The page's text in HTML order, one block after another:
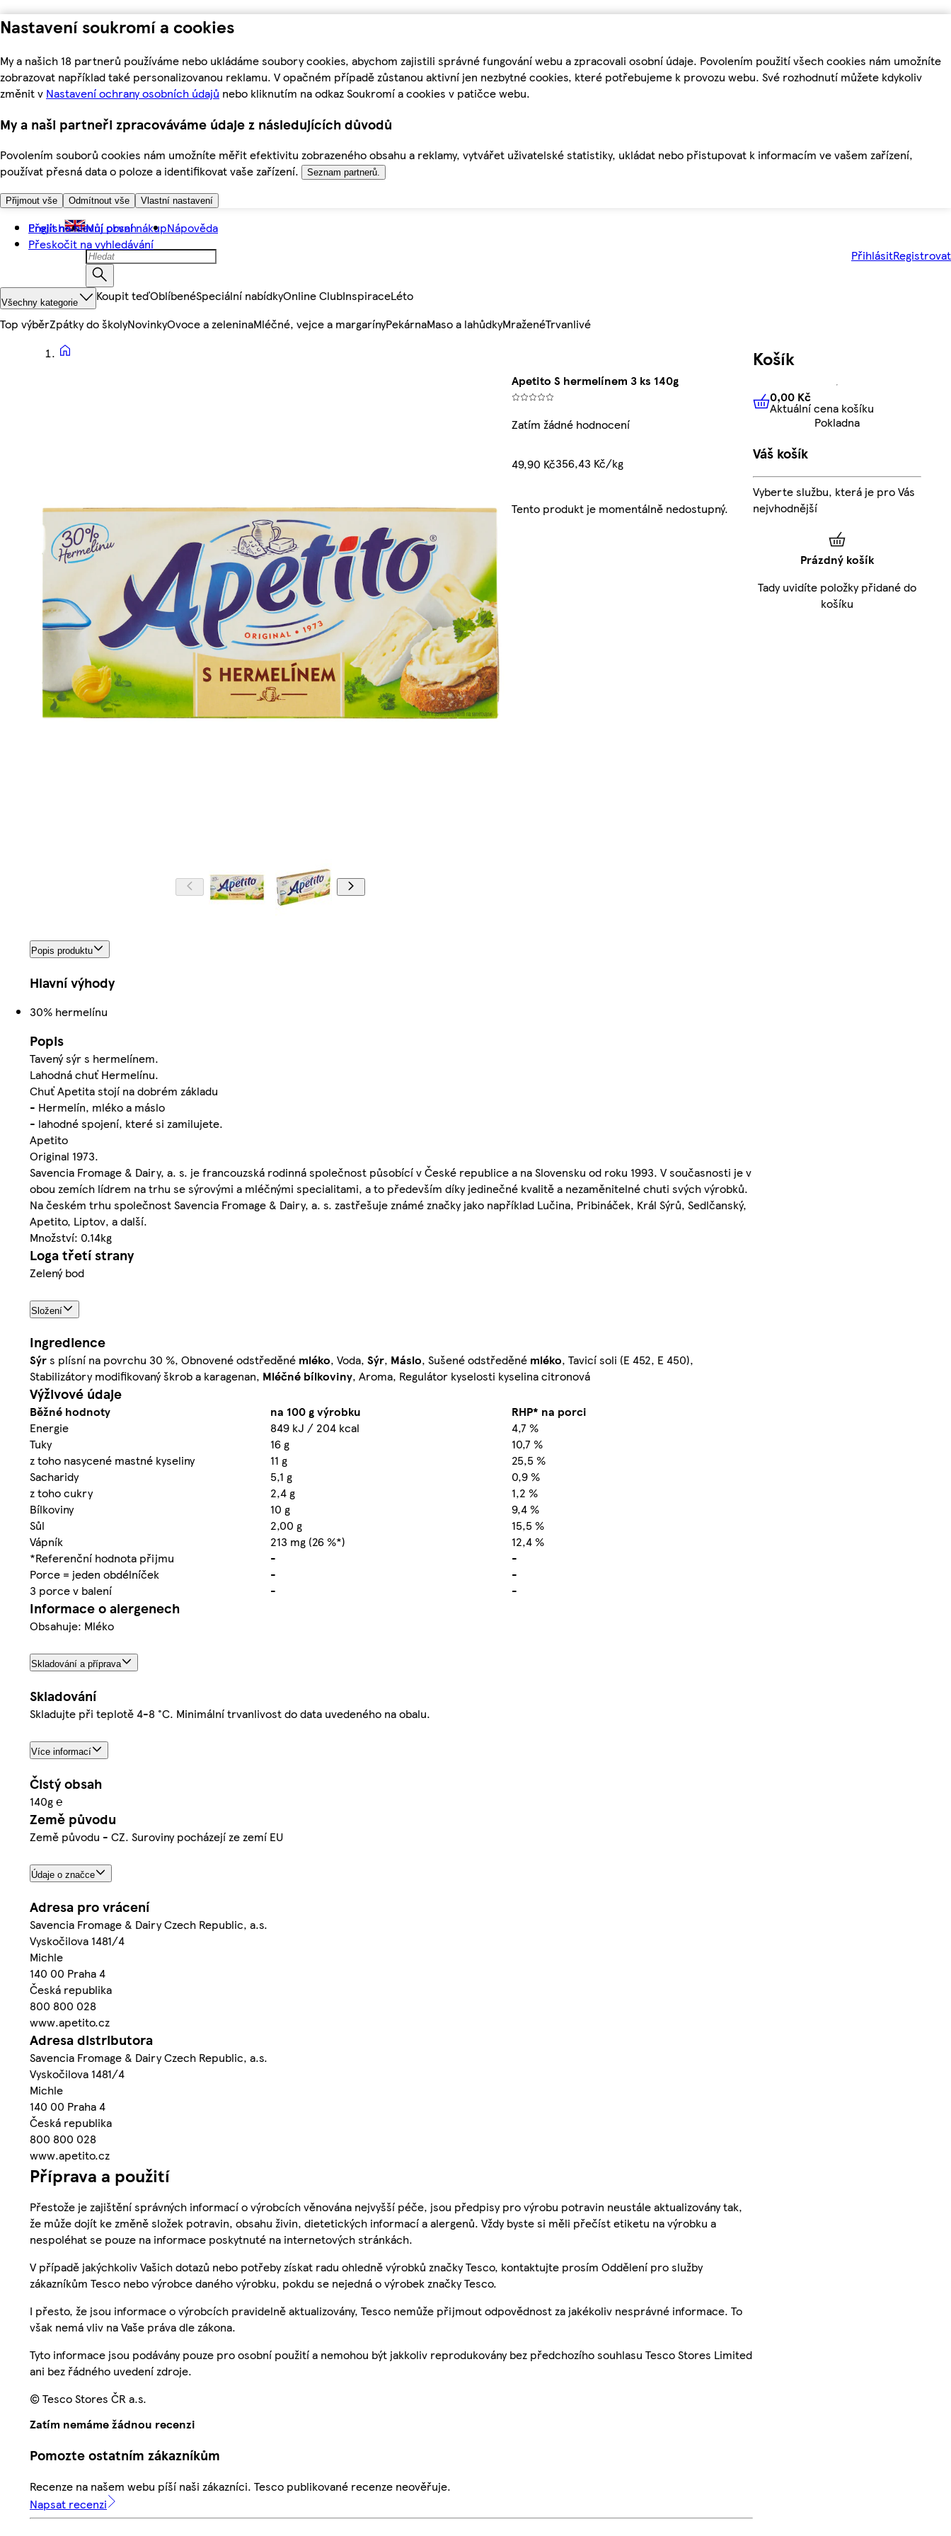
Nastavení soukromí a cookies
My a našich 18 partnerů používáme nebo ukládáme soubory cookies, abychom zajistili správné fungování webu a zpracovali osobní údaje. Povolením použití všech cookies nám umožníte
zobrazovat například také personalizovanou reklamu. V opačném případě zůstanou aktivní jen nezbytné cookies, které potřebujeme k provozu webu. Své rozhodnutí můžete kdykoliv
změnit v Nastavení ochrany osobních údajů nebo kliknutím na odkaz Soukromí a cookies v patičce webu.
My a naši partneři zpracováváme údaje z následujících důvodů
Povolením souborů cookies nám umožníte měřit efektivitu zobrazeného obsahu a reklamy, vytvářet uživatelské statistiky, ukládat nebo přistupovat k informacím ve vašem zařízení,
používat přesná data o poloze a identifikovat vaše zařízení.
Seznam partnerů.
Přijmout vše Odmítnout vše Vlastní nastavení
Přejít na hlavní obsah
Přeskočit na vyhledávání
English Můj první nákupNápověda
PřihlásitRegistrovat
Všechny kategorie Koupit teďOblíbenéSpeciální nabídkyOnline ClubInspiraceLéto
Top výběrZpátky do školyNovinkyOvoce a zeleninaMléčné, vejce a margarínyPekárnaMaso a lahůdkyMraženéTrvanlivé
Apetito S hermelínem 3 ks 140g
Zatím žádné hodnocení
49,90 Kč356,43 Kč/kg
Tento produkt je momentálně nedostupný.
Popis produktu
Hlavní výhody
30% hermelínu
Popis
Tavený sýr s hermelínem.
Lahodná chuť Hermelínu.
Chuť Apetita stojí na dobrém základu
- Hermelín, mléko a máslo
- lahodné spojení, které si zamilujete.
Apetito
Original 1973.
Savencia Fromage & Dairy, a. s. je francouzská rodinná společnost působící v České republice a na Slovensku od roku 1993. V současnosti je v
obou zemích lídrem na trhu se sýrovými a mléčnými specialitami, a to především díky jedinečné kvalitě a nezaměnitelné chuti svých výrobků.
Na českém trhu společnost Savencia Fromage & Dairy, a. s. zastřešuje známé značky jako například Lučina, Pribináček, Král Sýrů, Sedlčanský,
Apetito, Liptov, a další.
Množství: 0.14kg
Loga třetí strany
Zelený bod
Složení
Ingredience
Sýrs plísní na povrchu 30 %, Obnovené odstředěné mléko, Voda, Sýr, Máslo, Sušené odstředěné mléko, Tavicí soli (E 452, E 450),
Stabilizátory modifikovaný škrob a karagenan, Mléčné bílkoviny, Aroma, Regulátor kyselosti kyselina citronová
Výživové údaje
Běžné hodnoty na 100 g výrobku
RHP* na porci
Energie
849 kJ / 204 kcal
4,7 %
Tuky
16 g
10,7 %
z toho nasycené mastné kyseliny
11 g
25,5 %
Sacharidy
5,1 g
0,9 %
z toho cukry
2,4 g
1,2 %
Bílkoviny
10 g
9,4 %
Sůl
2,00 g
15,5 %
Vápník
213 mg (26 %*)
12,4 %
*Referenční hodnota přijmu
-
-
Porce = jeden obdélníček
-
-
3 porce v balení
- -
Informace o alergenech
Obsahuje: Mléko
Skladování a příprava
Skladování
Skladujte při teplotě 4-8 °C. Minimální trvanlivost do data uvedeného na obalu.
Více informací
Čistý obsah
140g ℮
Země původu
Země původu - CZ. Suroviny pocházejí ze zemí EU
Údaje o značce
Adresa pro vrácení
Savencia Fromage & Dairy Czech Republic, a.s.
Vyskočilova 1481/4
Michle
140 00 Praha 4
Česká republika
800 800 028
www.apetito.cz
Adresa distributora
Savencia Fromage & Dairy Czech Republic, a.s.
Vyskočilova 1481/4
Michle
140 00 Praha 4
Česká republika
800 800 028
www.apetito.cz
Příprava a použití
Přestože je zajištění správných informací o výrobcích věnována nejvyšší péče, jsou předpisy pro výrobu potravin neustále aktualizovány tak,
že může dojít ke změně složek potravin, obsahu živin, dietetických informací a alergenů. Vždy byste si měli přečíst etiketu na výrobku a
nespoléhat se pouze na informace poskytnuté na internetových stránkách.
V případě jakýchkoliv Vašich dotazů nebo potřeby získat radu ohledně výrobků značky Tesco, kontaktujte prosím Oddělení pro služby
zákazníkům Tesco nebo výrobce daného výrobku, pokdu se nejedná o výrobek značky Tesco.
I přesto, že jsou informace o výrobcích pravidelně aktualizovány, Tesco nemůže přijmout odpovědnost za jakékoliv nesprávné informace. To
však nemá vliv na Vaše práva dle zákona.
Tyto informace jsou podávány pouze pro osobní použití a nemohou být jakkoliv reprodukovány bez předchozího souhlasu Tesco Stores Limited
ani bez řádného uvedení zdroje.
© Tesco Stores ČR a.s.
Zatím nemáme žádnou recenzi
Pomozte ostatním zákazníkům
Recenze na našem webu píší naši zákazníci. Tesco publikované recenze neověřuje.
Napsat recenzi
Košík
0,00 KčAktuální cena košíku
0,00 Kč
Aktuální cena košíku
Pokladna
Váš košík
Vyberte službu, která je pro Vás
nejvhodnější
Prázdný košík
Tady uvidíte položky přidané do
košíku